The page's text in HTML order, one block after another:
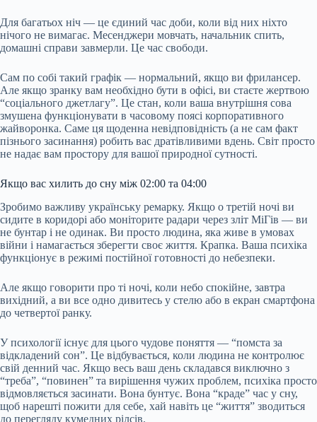
Для багатьох ніч — це єдиний час доби, коли від них ніхто
нічого не вимагає. Месенджери мовчать, начальник спить,
домашні справи завмерли. Це час свободи.
Сам по собі такий графік — нормальний, якщо ви фрилансер.
Але якщо зранку вам необхідно бути в офісі, ви стаєте жертвою
“соціального джетлагу”. Це стан, коли ваша внутрішня сова
змушена функціонувати в часовому поясі корпоративного
жайворонка. Саме ця щоденна невідповідність (а не сам факт
пізнього засинання) робить вас дратівливими вдень. Світ просто
не надає вам простору для вашої природної сутності.
Якщо вас хилить до сну між 02:00 та 04:00
Зробимо важливу українську ремарку. Якщо о третій ночі ви
сидите в коридорі або моніторите радари через зліт МіГів — ви
не бунтар і не одинак. Ви просто людина, яка живе в умовах
війни і намагається зберегти своє життя. Крапка. Ваша психіка
функціонує в режимі постійної готовності до небезпеки.
Але якщо говорити про ті ночі, коли небо спокійне, завтра
вихідний, а ви все одно дивитесь у стелю або в екран смартфона
до четвертої ранку.
У психології існує для цього чудове поняття — “помста за
відкладений сон”. Це відбувається, коли людина не контролює
свій денний час. Якщо весь ваш день складався виключно з
“треба”, “повинен” та вирішення чужих проблем, психіка просто
відмовляється засинати. Вона бунтує. Вона “краде” час у сну,
щоб нарешті пожити для себе, хай навіть це “життя” зводиться
до перегляду кумедних рілсів.